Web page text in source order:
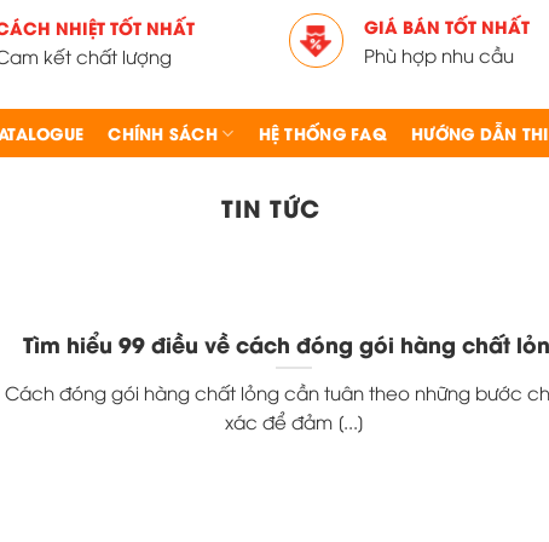
NHIỆT TỐT NHẤT
kết chất lượng
GIÁ BÁN TỐT NHẤT
Phù hợp nhu cầu
CHÍNH SÁCH HỆ THỐNG FAQ HƯỚNG DẪN
TIN TỨC
Tìm hiểu 99 điều về cách đóng gói hàng chất
Cách đóng gói hàng chất lỏng cần tuân theo những bước
xác để đảm [...]